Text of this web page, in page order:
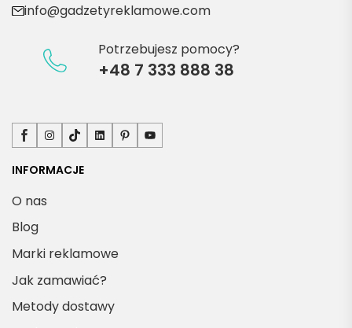
info@gadzetyreklamowe.com
Potrzebujesz pomocy?
+48 7 333 888 38
Facebook
Instagram
TikTokLinkedInPinterestYouTube
INFORMACJE
O nas
Blog
Marki reklamowe
Jak zamawiać?
Metody dostawy